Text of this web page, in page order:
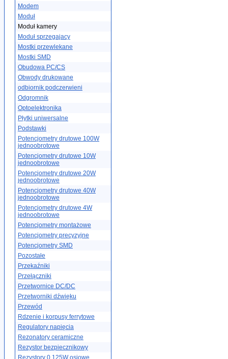
Modem
Moduł
Moduł kamery
Moduł sprzegajacy
Mostki przewlekane
Mostki SMD
Obudowa PC/CS
Obwody drukowane
odbiornik podczerwieni
Odgromnik
Optoelektronika
Płytki uniwersalne
Podstawki
Potencjometry drutowe 100W
jednoobrotowe
Potencjometry drutowe 10W
jednoobrotowe
Potencjometry drutowe 20W
jednoobrotowe
Potencjometry drutowe 40W
jednoobrotowe
Potencjometry drutowe 4W
jednoobrotowe
Potencjometry montażowe
Potencjometry precyzyjne
Potencjometry SMD
Pozostałe
Przekaźniki
Przełączniki
Przetwornice DC/DC
Przetworniki dźwięku
Przewód
Rdzenie i korpusy ferrytowe
Regulatory napięcia
Rezonatory ceramiczne
Rezystor bezpiecznikowy
Rezystory 0.125W osiowe